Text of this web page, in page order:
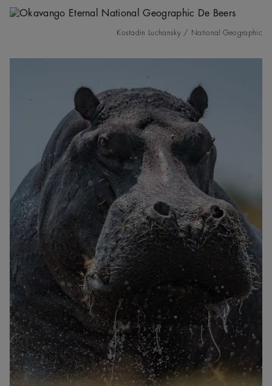
Kostadin Luchansky / National Geographic